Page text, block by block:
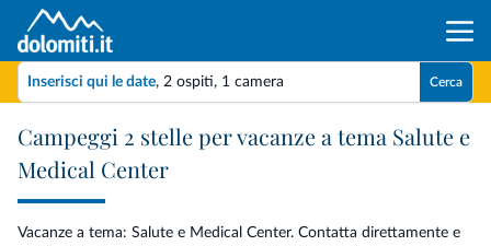
Inserisci qui le date, 2 ospiti, 1 camera Cerca
Campeggi 2 stelle per vacanze a tema Salute e
Medical Center
Vacanze a tema: Salute e Medical Center. Contatta direttamente e